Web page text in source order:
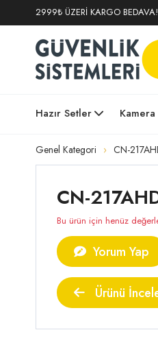
2999₺ ÜZERİ KARGO BEDAVA!
Hazır Setler
Genel Kategori CN-
CN-
Bu ürün için henüz
Yorum Yap
Ürünü